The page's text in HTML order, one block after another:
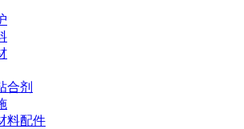
合剂
料配件